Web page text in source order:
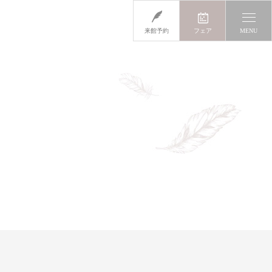
来館予約 フェア MENU